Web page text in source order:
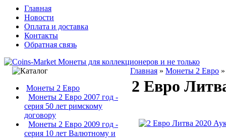
Главная
Новости
Оплата и доставка
Контакты
Обратная связь
Монеты 2 Евро
Монеты 2 Евро 2007 год -
серия 50 лет римскому
договору
Монеты 2 Евро 2009 год -
серия 10 лет Валютному и
Главная » Монеты 2 Евро
2 Евро